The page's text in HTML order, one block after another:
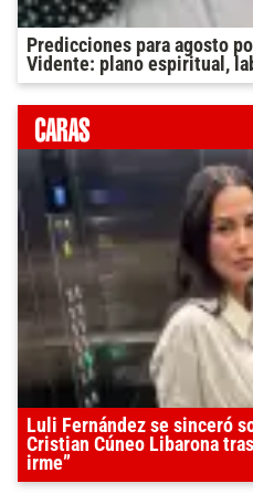
Predicciones para agosto
Vidente: plano espiritual,
Luli Fernández se sinceró
Cristian Cúneo Libarona
irme”